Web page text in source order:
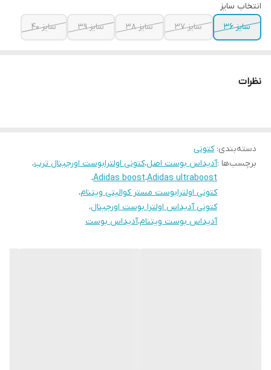
انتخاب سایز
سایز ۳۶
سایز ۳۷ سایز ۳۸ سایز ۳۹ سایز ۴۰
نظرات
دسته‌بندی:کتونی
برچسب‌ها :آدیداس بوست اصل،کتونی اولترابوست اورجینال ترب،
Adidas ultraboost،Adidas boost،
کتونی اولترابوست مستر کوالیتی ویتنام،
کتونی آدیداس اولترا بوست اورجینال،
آدیداس بوست ویتنام،آدیداس بوست